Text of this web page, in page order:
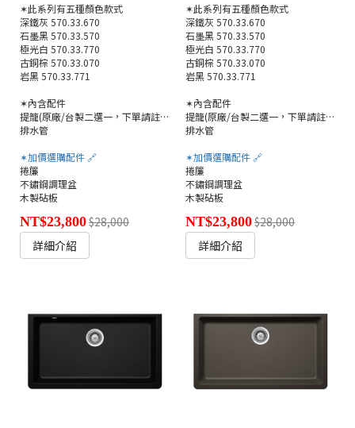
✶此系列有五種顏色款式
深鐵灰 570.33.670
石墨黑 570.33.570
極光白 570.33.770
古銅棕 570.33.070
岩黑 570.33.771
✶內含配件
提籠(原廠/台製二選一，下單請註明)
排水管
✶加價選購配件 🔗
捲簾
不鏽鋼調理盆
木製砧板
NT$23,800$28,000
詳細介紹
✶此系列有五種顏色款式
深鐵灰 570.33.670
石墨黑 570.33.570
極光白 570.33.770
古銅棕 570.33.070
岩黑 570.33.771
✶內含配件
提籠(原廠/台製二選一，下單請註明)
排水管
✶加價選購配件 🔗
捲簾
不鏽鋼調理盆
木製砧板
NT$23,800$28,000
詳細介紹